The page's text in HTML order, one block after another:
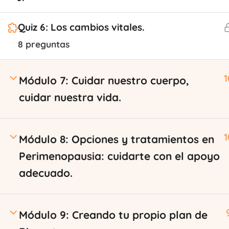
Quiz 6: Los cambios vitales.
8 preguntas
Módulo 7: Cuidar nuestro cuerpo,
cuidar nuestra vida.
Módulo 8: Opciones y tratamientos en
Perimenopausia: cuidarte con el apoyo
adecuado.
Módulo 9: Creando tu propio plan de